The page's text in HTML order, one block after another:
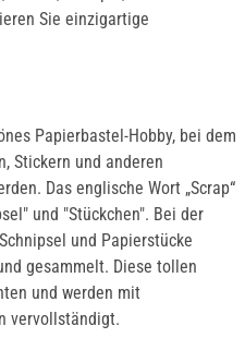
Sie einzigartige
Papierbastel-Hobby, bei dem
Stickern und anderen
Das englische Wort „Scrap“
und "Stückchen". Bei der
und Papierstücke
gesammelt. Diese tollen
und werden mit
vervollständigt.